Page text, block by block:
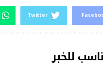
Twitter
للخبر